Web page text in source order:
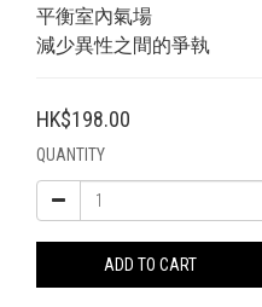
平衡室內氣場
減少異性之間的爭執
HK$198.00
QUANTITY
ADD TO CART